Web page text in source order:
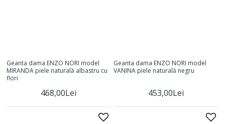
Geanta dama ENZO NORI model
MIRANDA piele naturală albastru cu
flori
468,00Lei
Geanta dama ENZO NORI model
VANINA piele naturală negru
453,00Lei